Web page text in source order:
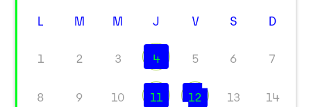
L M M J V S D
1 2 3 4 5 6 7
8 9 10 11 12 13 14